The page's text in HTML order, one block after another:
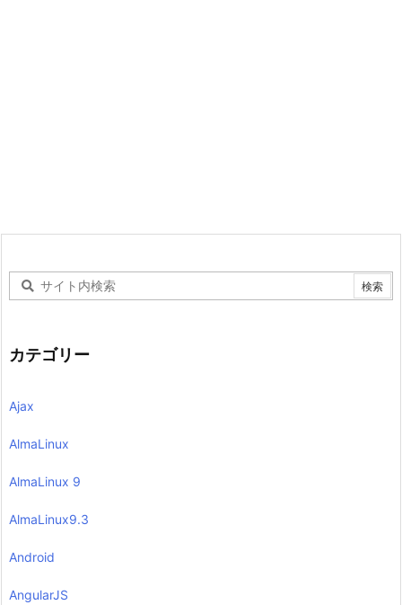
カテゴリー
Ajax
AlmaLinux
AlmaLinux 9
AlmaLinux9.3
Android
AngularJS